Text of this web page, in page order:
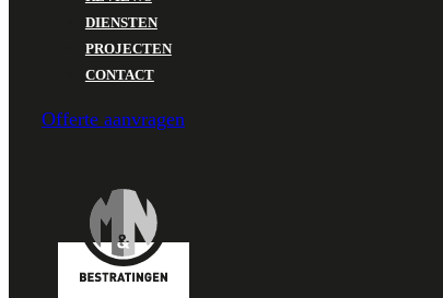
DIENSTEN
PROJECTEN
CONTACT
Offerte aanvragen